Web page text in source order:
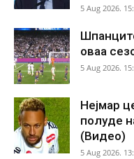
5 Aug 2026.
оваа
5 Aug 2026.
Нејмар
полуде
(Видео)
5 Aug 2026.